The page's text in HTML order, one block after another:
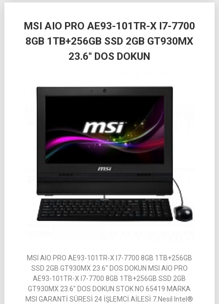
MSI AIO PRO AE93-101TR-X I7-7700
8GB 1TB+256GB SSD 2GB GT930MX
23.6″ DOS DOKUN
MSI AIO PRO AE93-101TR-X I7-7700 8GB 1TB+256GB
SSD 2GB GT930MX 23.6″ DOS DOKUN MSI AIO PRO
AE93-101TR-X I7-7700 8GB 1TB+256GB SSD 2GB
GT930MX 23.6″ DOS DOKUN STOK NO 65419 MARKA
MSI GARANTİ SÜRESİ 24 İŞLEMCİ AİLESİ 7.Nesil Intel®